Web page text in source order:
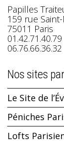
Papilles
159 rue
75011 Paris
01.42.71.40.79
06.76.66.36.32
Nos sites
Le Site de
Péniches
Lofts